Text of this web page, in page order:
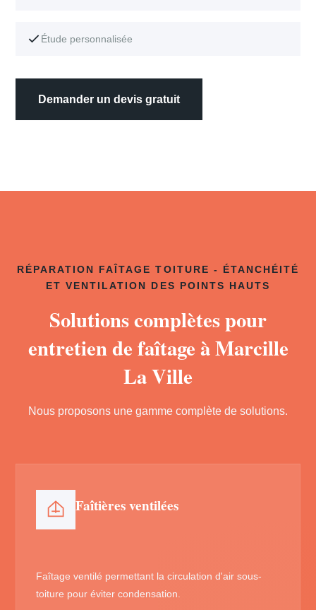
Étude personnalisée
Demander un devis gratuit
RÉPARATION FAÎTAGE TOITURE - ÉTANCHÉITÉ
ET VENTILATION DES POINTS HAUTS
Solutions complètes pour
entretien de faîtage à Marcille
La Ville
Nous proposons une gamme complète de solutions.
Faîtières ventilées
Faîtage ventilé permettant la circulation d'air sous-
toiture pour éviter condensation.